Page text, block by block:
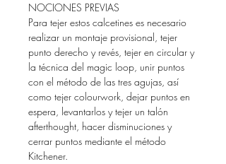
NOCIONES PREVIAS
Para tejer estos calcetines es necesario
realizar un montaje provisional, tejer
punto derecho y revés, tejer en circular y
la técnica del magic loop, unir puntos
con el método de las tres agujas, así
como tejer colourwork, dejar puntos en
espera, levantarlos y tejer un talón
afterthought, hacer disminuciones y
cerrar puntos mediante el método
Kitchener.